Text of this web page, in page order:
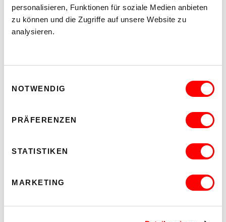
personalisieren, Funktionen für soziale Medien anbieten
zu können und die Zugriffe auf unsere Website zu
analysieren.
NOTWENDIG
PRÄFERENZEN
STATISTIKEN
MARKETING
Projektionen
Johanna Lakner
Patrizia Ruthensteiner
Siglind Guettler and Bernhard Werschnak
Klangvereinigung Wien